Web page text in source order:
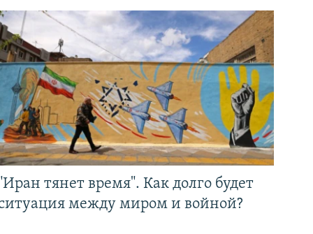
тянет время". Как долго будет
между миром и войной?